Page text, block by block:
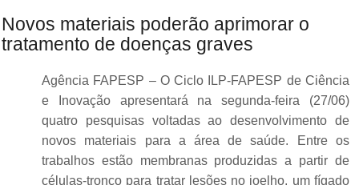
Novos materiais poderão aprimorar o
tratamento de doenças graves
Agência FAPESP – O Ciclo ILP-FAPESP de Ciência
e Inovação apresentará na segunda-feira (27/06)
quatro pesquisas voltadas ao desenvolvimento de
novos materiais para a área de saúde. Entre os
trabalhos estão membranas produzidas a partir de
células-tronco para tratar lesões no joelho, um fígado